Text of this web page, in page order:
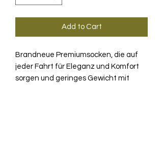
Add to Cart
Brandneue Premiumsocken, die auf
jeder Fahrt für Eleganz und Komfort
sorgen und geringes Gewicht mit